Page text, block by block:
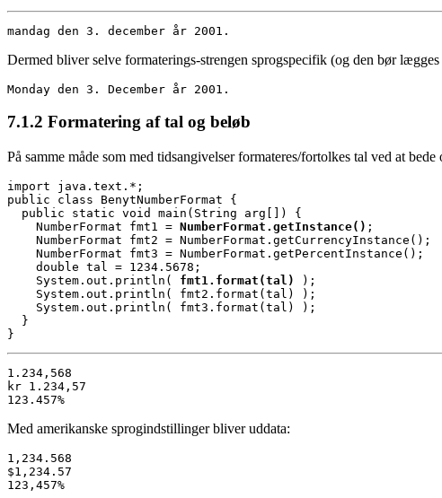
mandag den 3. december år 2001.
Dermed bliver selve formaterings-strengen sprogspecifik (og den bør
Monday den 3. December år 2001.
7.1.2 Formatering af tal og beløb
På samme måde som med tidsangivelser formateres/fortolkes tal ved at
public class BenytNumberFormat {
  public static void main(String arg[]) {
    NumberFormat fmt1 =
NumberFormat.getInstance() ;
    NumberFormat fmt2 = NumberFormat.getCurrencyInstance();
    NumberFormat fmt3 = NumberFormat.getPercentInstance();
    double tal = 1234.5678;
    System.out.println(
fmt1.format(tal)
);
    System.out.println( fmt2.format(tal) );
    System.out.println( fmt3.format(tal) );
  }
}
kr 1.234,57
123.457%
Med amerikanske sprogindstillinger bliver uddata:
$1,234.57
123,457%